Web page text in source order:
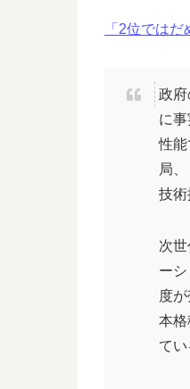
「2位では
政
に
性
局
技術
次
ー
度
本
てい